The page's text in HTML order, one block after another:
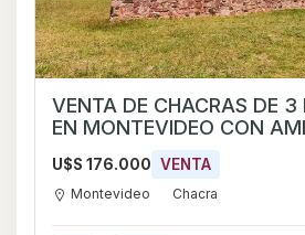
VENTA DE CHACRAS DE 3
EN MONTEVIDEO CON
U$S 176.000 VENTA
Montevideo Chacra